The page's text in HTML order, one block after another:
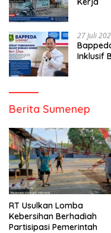
27 Juli
Inklusif
Berita Sumenep
RT Usulkan Lomba
Kebersihan Berhadiah
Partisipasi Pemerintah